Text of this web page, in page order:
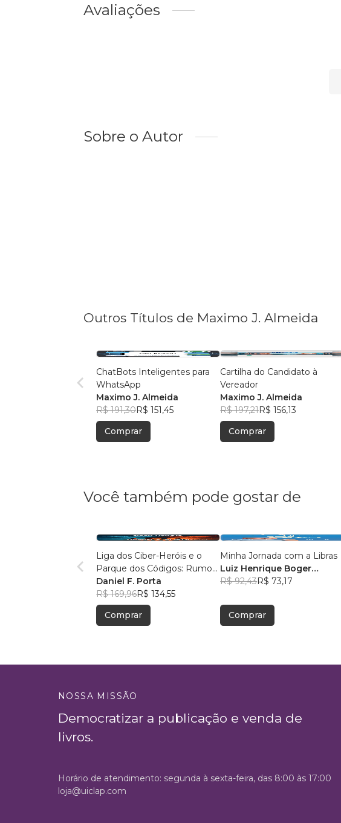
Avaliações
Sobre o Autor
Outros Títulos de Maximo J. Almeida
ChatBots Inteligentes para
WhatsApp
Maximo J. Almeida
R$ 191,30R$ 151,45
Comprar
Cartilha do Candidato à
Vereador
Maximo J. Almeida
R$ 197,21R$ 156,13
Comprar
Você também pode gostar de
Liga dos Ciber-Heróis e o
Parque dos Códigos: Rumo
ao Desconhecido
Daniel F. Porta
R$ 169,96R$ 134,55
Comprar
Minha Jornada com a Libras
Luiz Henrique Boger
Wessling
R$ 92,43R$ 73,17
Comprar
NOSSA MISSÃO
Democratizar a publicação e venda de
livros.
Horário de atendimento: segunda à sexta-feira, das 8:00 às 17:00
loja@uiclap.com